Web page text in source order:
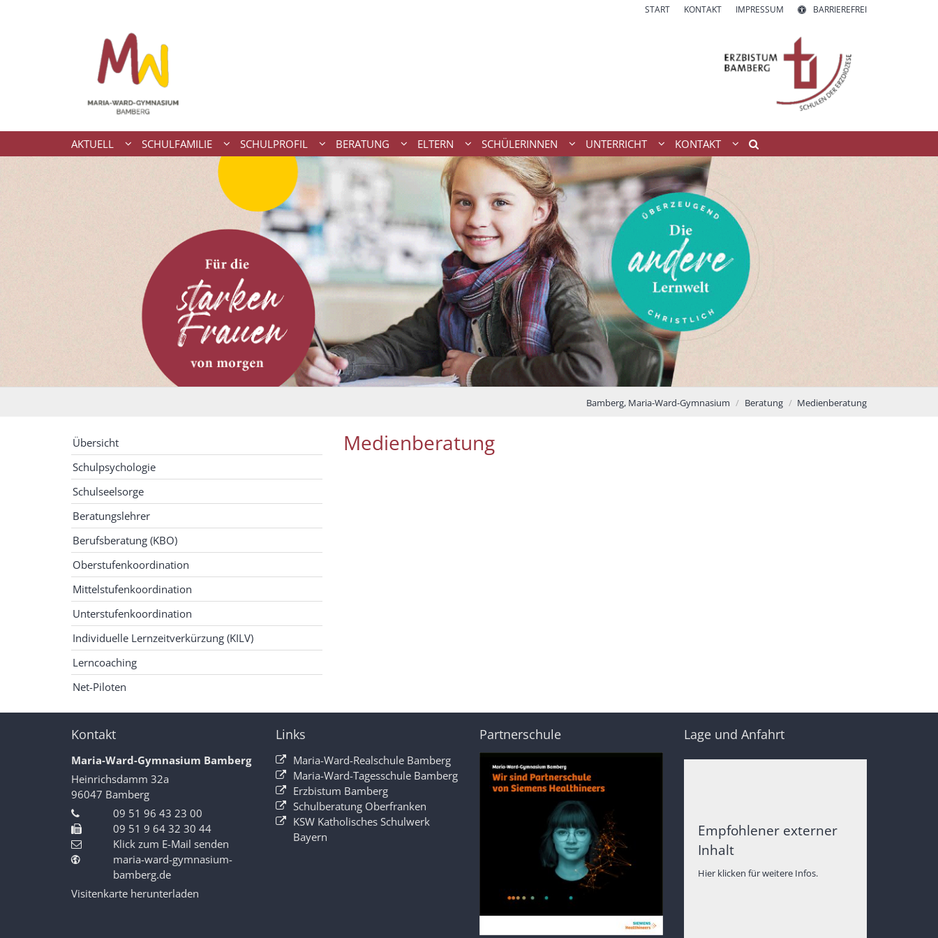
START KONTAKT IMPRESSUM BARRIEREFREI
AKTUELL SCHULFAMILIE SCHULPROFIL BERATUNG ELTERN SCHÜLERINNEN UNTERRICHT KONTAKT
Bamberg, Maria-Ward-Gymnasium Beratung Medienberatung
Medienberatung
Übersicht
Schulpsychologie
Schulseelsorge
Beratungslehrer
Berufsberatung (KBO)
Oberstufenkoordination
Mittelstufenkoordination
Unterstufenkoordination
Individuelle Lernzeitverkürzung (KILV)
Lerncoaching
Net-Piloten
Kontakt
Maria-Ward-Gymnasium Bamberg
Heinrichsdamm 32a
96047 Bamberg
09 51 96 43 23 00
09 51 9 64 32 30 44
Klick zum E-Mail senden
maria-ward-gymnasium-
bamberg.de
Visitenkarte herunterladen
Links
Maria-Ward-Realschule Bamberg
Maria-Ward-Tagesschule Bamberg
Erzbistum Bamberg
Schulberatung Oberfranken
KSW Katholisches Schulwerk
Bayern
Partnerschule Lage und Anfahrt
Empfohlener externer
Inhalt
Hier klicken für weitere Infos.